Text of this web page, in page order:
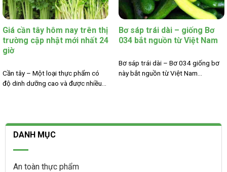
Giá cần tây hôm nay trên thị
trường cập nhật mới nhất 24
giờ
Cần tây – Một loại thực phẩm có
độ dinh dưỡng cao và được nhiều...
Bơ sáp trái dài – giống Bơ
034 bắt nguồn từ Việt Nam
Bơ sáp trái dài – Bơ 034 giống bơ
này bắt nguồn từ Việt Nam...
DANH MỤC
An toàn thực phẩm